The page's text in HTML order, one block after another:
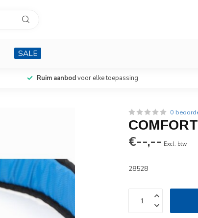
SALE
Ruim aanbodvoor elke toepassing
0
€--,-- Excl. btw
28528